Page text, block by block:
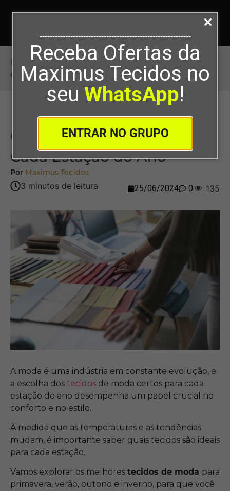
-----------------------------------------------------------
Receba Ofertas da
Maximus Tecidos no
seu WhatsApp!
ENTRAR NO GRUPO
Início>Os Melhores Tecidos para Cada Estação
do Ano
Os Melhores Tecidos para
Cada Estação do Ano
Por Maximus Tecidos
25/06/2024 0 135
A moda é uma indústria em constante evolução, e
a escolha dos tecidos de moda certos para cada
estação do ano desempenha um papel crucial no
conforto e no estilo.
À medida que as temperaturas e as tendências
mudam, é importante saber quais tecidos são ideais
para cada estação.
Vamos explorar os melhores tecidos de moda para
primavera, verão, outono e inverno, para que você